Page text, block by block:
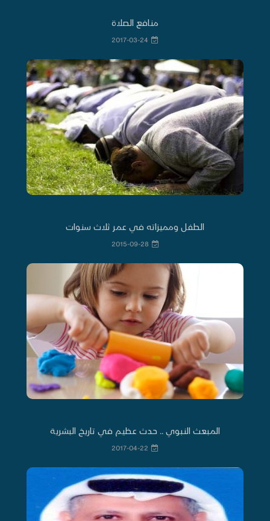
منافع الصلاة
2017-03-24
الطفل ومميزاته في عمر ثلاث سنوات
2015-09-28
المبعث النبوي .. حدث عظيم في تاريخ البشرية
2017-04-22